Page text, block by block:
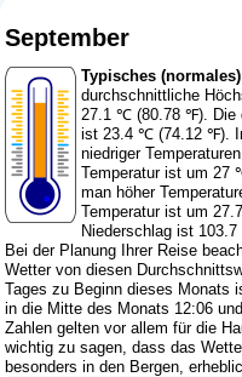
September
Typisches
durchschnittliche
27.1 ℃ (80.78 ℉). Die
ist 23.4 ℃ (74.12 ℉).
niedriger
Temperatur ist um 27
man höher
Temperatur ist um
Niederschlag ist
Bei der Planung Ihrer Reise
Wetter von diesen
Tages zu Beginn dieses Monats
in die Mitte des Monats 12:06
Zahlen gelten vor allem für die
wichtig zu sagen, dass das
besonders in den Bergen,